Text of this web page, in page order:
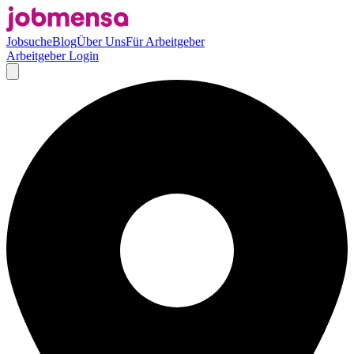
JobsucheBlogÜber UnsFür Arbeitgeber
Arbeitgeber Login